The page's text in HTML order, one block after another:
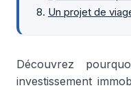
Un projet de
Découvrez
investissement